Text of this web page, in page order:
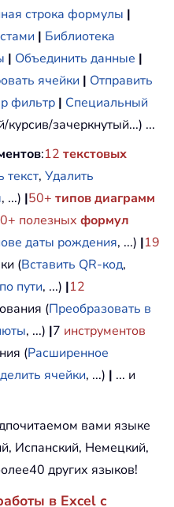
строка формулы |
| Библиотека
| Объединить данные |
ячейки | Отправить
фильтр | Специальный
зачеркнутый...) ...
:12 текстовых
текст, Удалить
, ...) |50+ типов диаграмм
полезных формул
даты рождения, ...) |19
(Вставить QR-код,
пути, ...) |12
(Преобразовать в
, ...) |7 инструментов
(Расширенное
ячейки, ...) | ... и
вами языке
Испанский, Немецкий,
других языков!
в Excel с